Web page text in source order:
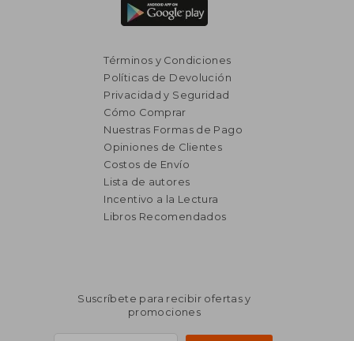
$ 2.510
Términos y Condiciones
Políticas de Devolución
Privacidad y Seguridad
Cómo Comprar
Nuestras Formas de Pago
Opiniones de Clientes
Costos de Envío
Lista de autores
Incentivo a la Lectura
Libros Recomendados
Suscríbete para recibir ofertas y
promociones